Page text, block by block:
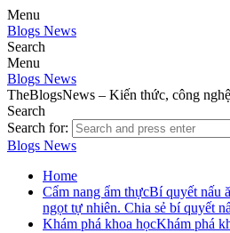
Menu
Blogs News
Search
Menu
Blogs News
TheBlogsNews – Kiến thức, công
Search
Search for:
Blogs News
Home
Cẩm nang ẩm thựcBí quyết nấu
ngọt tự nhiên. Chia sẻ bí quyết
Khám phá khoa họcKhám phá